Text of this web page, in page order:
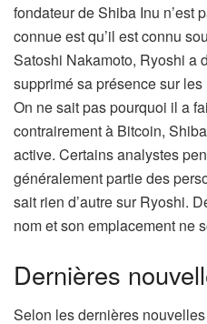
fondateur de Shiba Inu n’est
connue est qu’il est connu
Satoshi Nakamoto, Ryoshi a
supprimé sa présence sur
On ne sait pas pourquoi il a
contrairement à Bitcoin,
active. Certains analystes
généralement partie des
sait rien d’autre sur Ryoshi.
nom et son emplacement ne
Dernières
Selon les dernières